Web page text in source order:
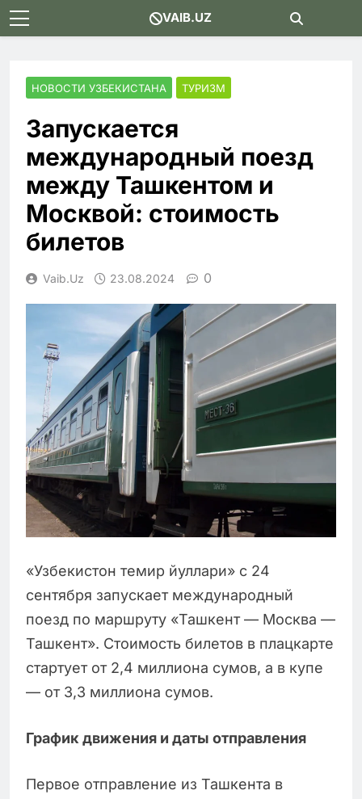
Skip
to
VAIB.UZ
НОВОСТИ УЗБЕКИСТАНА ТУРИЗМ
Запускается
международный поезд
между Ташкентом и
Москвой: стоимость
билетов
Vaib.uz 23.08.2024 0
«Узбекистон темир йуллари» с 24
сентября запускает международный
поезд по маршруту «Ташкент — Москва —
Ташкент». Стоимость билетов в плацкарте
стартует от 2,4 миллиона сумов, а в купе
— от 3,3 миллиона сумов.
График движения и даты отправления
Первое отправление из Ташкента в